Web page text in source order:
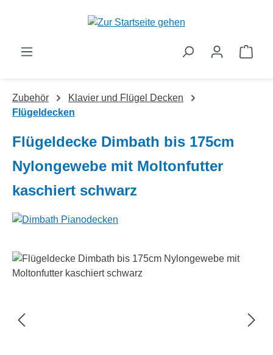
Zum Hauptinhalt springen
Zubehör
Klavier und Flügel Decken
Flügeldecken
Flügeldecke Dimbath bis 175cm
Nylongewebe mit Moltonfutter
kaschiert schwarz
Bildergalerie überspringen